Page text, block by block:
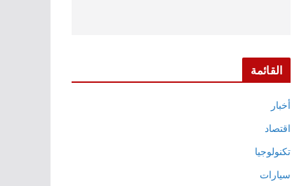
القائمة
أخبار
اقتصاد
تكنولوجيا
سيارات